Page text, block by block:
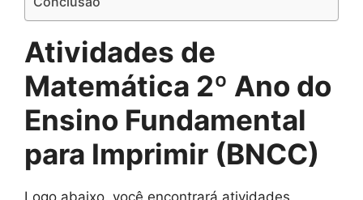
Atividades de
Matemática 2º Ano do
Ensino Fundamental
para Imprimir (BNCC)